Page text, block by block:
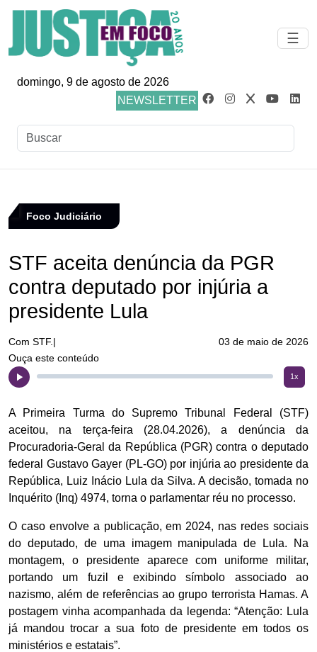
☰
domingo, 9 de agosto de 2026
NEWSLETTER
Foco Judiciário
STF aceita denúncia da PGR
contra deputado por injúria a
presidente Lula
Com STF.|
03 de maio de 2026
Ouça este conteúdo
1x
A Primeira Turma do Supremo Tribunal Federal (STF)
aceitou, na terça-feira (28.04.2026), a denúncia da
Procuradoria-Geral da República (PGR) contra o deputado
federal Gustavo Gayer (PL-GO) por injúria ao presidente da
República, Luiz Inácio Lula da Silva. A decisão, tomada no
Inquérito (Inq) 4974, torna o parlamentar réu no processo.
O caso envolve a publicação, em 2024, nas redes sociais
do deputado, de uma imagem manipulada de Lula. Na
montagem, o presidente aparece com uniforme militar,
portando um fuzil e exibindo símbolo associado ao
nazismo, além de referências ao grupo terrorista Hamas. A
postagem vinha acompanhada da legenda: “Atenção: Lula
já mandou trocar a sua foto de presidente em todos os
ministérios e estatais”.